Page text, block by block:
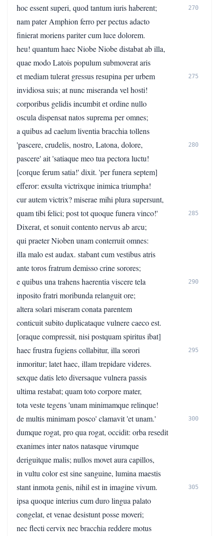
hoc essent superi, quod tantum iuris haberent;
270
nam pater Amphion ferro per pectus adacto
finierat moriens pariter cum luce dolorem.
heu! quantum haec Niobe Niobe distabat ab illa,
quae modo Latois populum submoverat aris
et mediam tulerat gressus resupina per urbem
275
invidiosa suis; at nunc miseranda vel hosti!
corporibus gelidis incumbit et ordine nullo
oscula dispensat natos suprema per omnes;
a quibus ad caelum liventia bracchia tollens
'pascere, crudelis, nostro, Latona, dolore,
280
pascere' ait 'satiaque meo tua pectora luctu!
[corque ferum satia!' dixit. 'per funera septem]
efferor: exsulta victrixque inimica triumpha!
cur autem victrix? miserae mihi plura supersunt,
quam tibi felici; post tot quoque funera vinco!'
285
Dixerat, et sonuit contento nervus ab arcu;
qui praeter Nioben unam conterruit omnes:
illa malo est audax. stabant cum vestibus atris
ante toros fratrum demisso crine sorores;
e quibus una trahens haerentia viscere tela
290
inposito fratri moribunda relanguit ore;
altera solari miseram conata parentem
conticuit subito duplicataque vulnere caeco est.
[oraque compressit, nisi postquam spiritus ibat]
haec frustra fugiens collabitur, illa sorori
295
inmoritur; latet haec, illam trepidare videres.
sexque datis leto diversaque vulnera passis
ultima restabat; quam toto corpore mater,
tota veste tegens 'unam minimamque relinque!
de multis minimam posco' clamavit 'et unam.'
300
dumque rogat, pro qua rogat, occidit: orba resedit
exanimes inter natos natasque virumque
deriguitque malis; nullos movet aura capillos,
in vultu color est sine sanguine, lumina maestis
stant inmota genis, nihil est in imagine vivum.
305
ipsa quoque interius cum duro lingua palato
congelat, et venae desistunt posse moveri;
nec flecti cervix nec bracchia reddere motus